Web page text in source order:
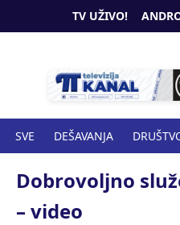
TV UŽIVO!
SVE DEŠAVANJA
SPORT ZANIMLJIVOSTI
Dobrovoljno
– video